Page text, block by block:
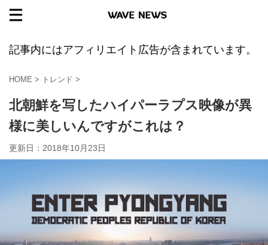
記事内にはアフィリエイト広告が含まれています。
HOME > トレンド >
北朝鮮を写したハイパーラプス映像が異
様に美しいんですがこれは？
更新日： 2018年10月23日